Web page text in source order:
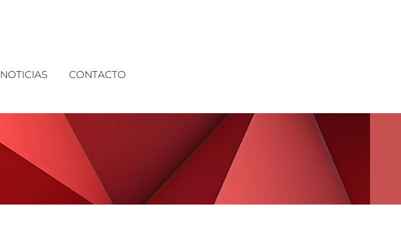
NOTICIAS CONTACTO